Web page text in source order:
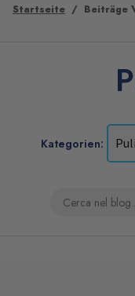
Startseite Beiträge
Kategorien: